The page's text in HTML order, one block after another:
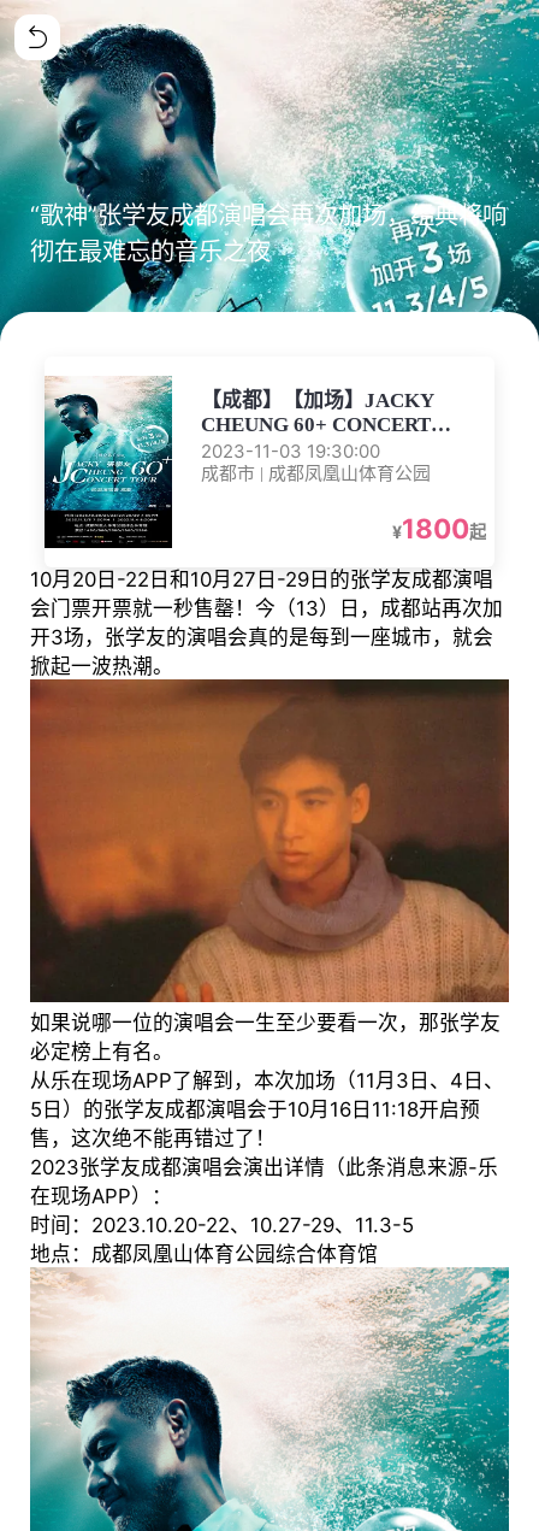
“歌神”张学友成都演唱会再次加场，经典将响
彻在最难忘的音乐之夜
【成都】【加场】JACKY
CHEUNG 60+ CONCERT
TOUR 张学友60+巡回演唱会-
成都站
2023-11-03 19:30:00
成都市 | 成都凤凰山体育公园
¥1800起
10月20日-22日和10月27日-29日的张学友成都演唱
会门票开票就一秒售罄！今（13）日，成都站再次加
开3场，张学友的演唱会真的是每到一座城市，就会
掀起一波热潮。
如果说哪一位的演唱会一生至少要看一次，那张学友
必定榜上有名。
从乐在现场APP了解到，本次加场（11月3日、4日、
5日）的张学友成都演唱会于10月16日11:18开启预
售，这次绝不能再错过了！
2023张学友成都演唱会演出详情（此条消息来源-乐
在现场APP）：
时间：2023.10.20-22、10.27-29、11.3-5
地点：成都凤凰山体育公园综合体育馆